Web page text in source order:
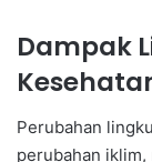
Dampak
Perubahan
perubahan